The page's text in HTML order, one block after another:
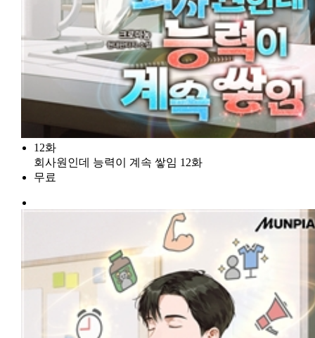
12화
회사원인데 능력이 계속 쌓임 12화
무료